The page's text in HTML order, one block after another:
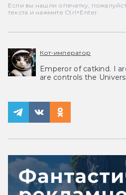
Если вы нашли опечатку,
текста и нажмите Ctrl+Enter.
Кот-император
Emperor of catkind. I
are controls the